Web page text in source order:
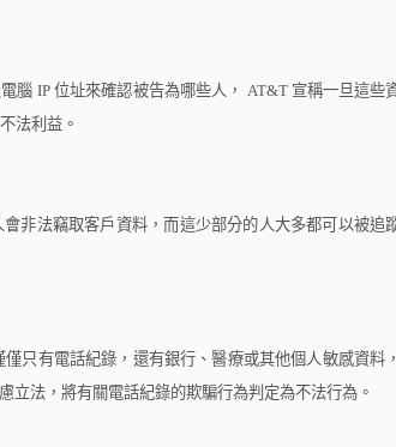
腦 IP 位址來確認被告為哪些人， AT&T 宣稱一旦這些
法利益。
非法竊取客戶資料，而這少部分的人大多都可以被追
有電話紀錄，還有銀行、醫療或其他個人敏感資料
立法，將有關電話紀錄的欺騙行為判定為不法行為。